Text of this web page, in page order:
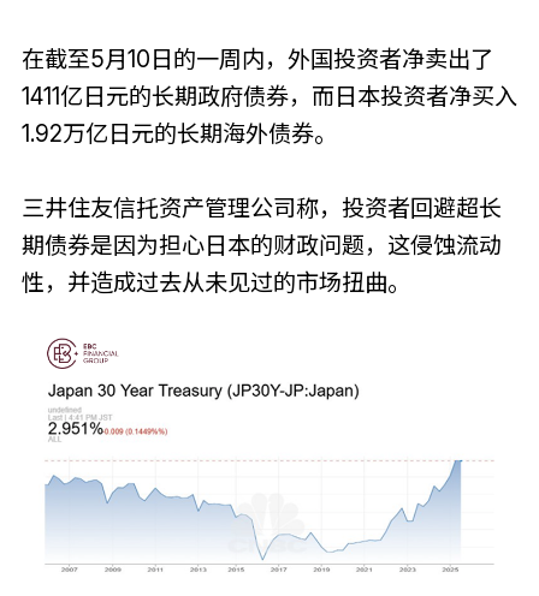
在截至5月10日的一周内，外国投资者净卖出了
1411亿日元的长期政府债券，而日本投资者净买入
1.92万亿日元的长期海外债券。
三井住友信托资产管理公司称，投资者回避超长
期债券是因为担心日本的财政问题，这侵蚀流动
性，并造成过去从未见过的市场扭曲。